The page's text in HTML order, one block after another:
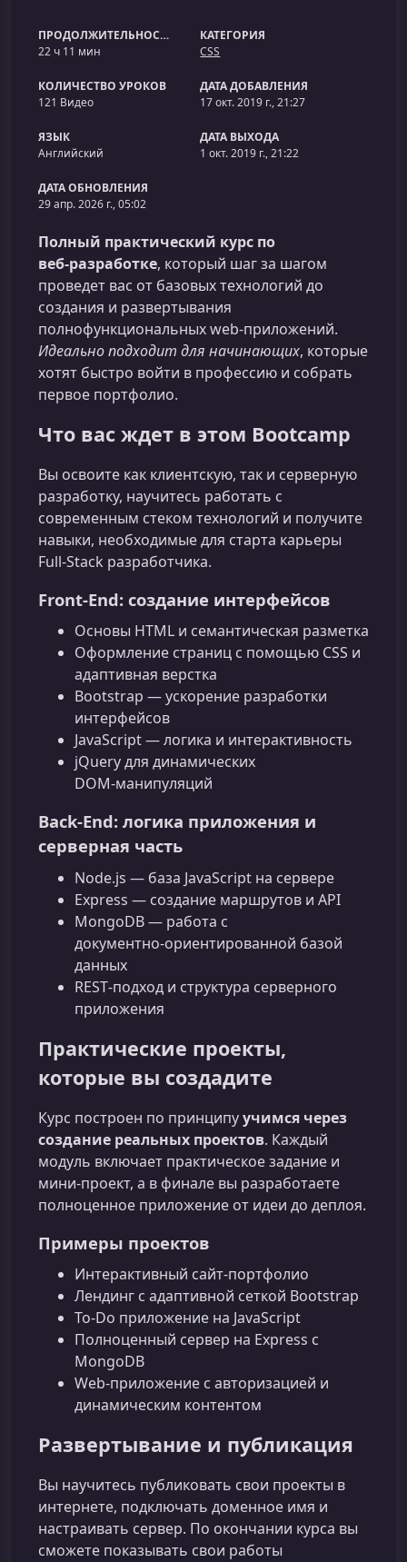
ПРОДОЛЖИТЕЛЬНОСТЬ
22 ч 11 мин
КАТЕГОРИЯ
CSS
КОЛИЧЕСТВО УРОКОВ
121 Видео
ДАТА ДОБАВЛЕНИЯ
17 окт. 2019 г., 21:27
ЯЗЫК
Английский
ДАТА ВЫХОДА
1 окт. 2019 г., 21:22
ДАТА ОБНОВЛЕНИЯ
29 апр. 2026 г., 05:02
Полный практический курс по
веб‑разработке, который шаг за шагом
проведет вас от базовых технологий до
создания и развертывания
полнофункциональных web‑приложений.
Идеально подходит для начинающих, которые
хотят быстро войти в профессию и собрать
первое портфолио.
Что вас ждет в этом Bootcamp
Вы освоите как клиентскую, так и серверную
разработку, научитесь работать с
современным стеком технологий и получите
навыки, необходимые для старта карьеры
Full‑Stack разработчика.
Front-End: создание интерфейсов
Основы HTML и семантическая разметка
Оформление страниц с помощью CSS и
адаптивная верстка
Bootstrap — ускорение разработки
интерфейсов
JavaScript — логика и интерактивность
jQuery для динамических
DOM‑манипуляций
Back-End: логика приложения и
серверная часть
Node.js — база JavaScript на сервере
Express — создание маршрутов и API
MongoDB — работа с
документно‑ориентированной базой
данных
REST‑подход и структура серверного
приложения
Практические проекты,
которые вы создадите
Курс построен по принципуучимся через
создание реальных проектов. Каждый
модуль включает практическое задание и
мини‑проект, а в финале вы разработаете
полноценное приложение от идеи до деплоя.
Примеры проектов
Интерактивный сайт‑портфолио
Лендинг с адаптивной сеткой Bootstrap
To‑Do приложение на JavaScript
Полноценный сервер на Express с
MongoDB
Web‑приложение с авторизацией и
динамическим контентом
Развертывание и публикация
Вы научитесь публиковать свои проекты в
интернете, подключать доменное имя и
настраивать сервер. По окончании курса вы
сможете показывать свои работы